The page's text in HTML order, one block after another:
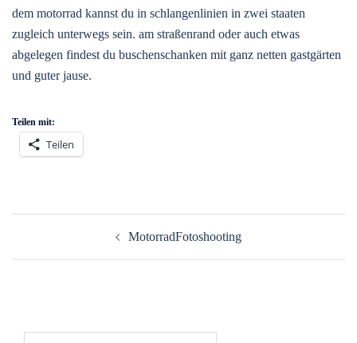
dem motorrad kannst du in schlangenlinien in zwei staaten
zugleich unterwegs sein. am straßenrand oder auch etwas
abgelegen findest du buschenschanken mit ganz netten gastgärten
und guter jause.
Teilen mit:
Teilen
MotorradFotoshooting